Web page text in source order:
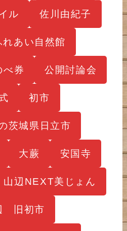
ル 佐川由紀子
あい自然館
べ券 公開討論会
初市
茨城県日立市
大蕨 安国寺
山辺NEXT美じょん
旧初市